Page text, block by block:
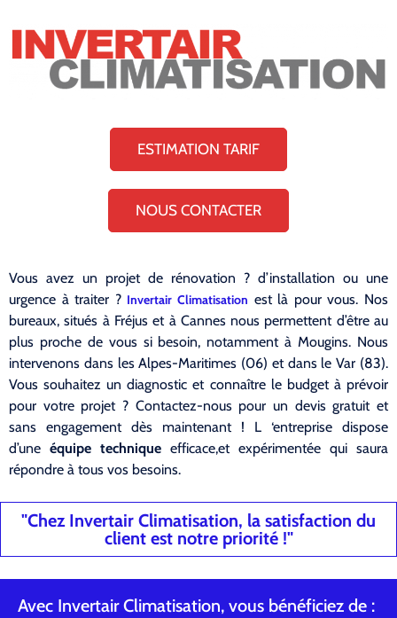
ESTIMATION TARIF
NOUS CONTACTER
Vous avez un projet de rénovation ? d’installation ou une
urgence à traiter ? Invertair Climatisation est là pour vous. Nos
bureaux, situés à Fréjus et à Cannes nous permettent d’être au
plus proche de vous si besoin, notamment à Mougins. Nous
intervenons dans les Alpes-Maritimes (06) et dans le Var (83).
Vous souhaitez un diagnostic et connaître le budget à prévoir
pour votre projet ? Contactez-nous pour un devis gratuit et
sans engagement dès maintenant ! L ‘entreprise dispose
d’une équipe technique efficace,et expérimentée qui saura
répondre à tous vos besoins.
"Chez Invertair Climatisation, la satisfaction du
client est notre priorité !"
Avec Invertair Climatisation, vous bénéficiez de :